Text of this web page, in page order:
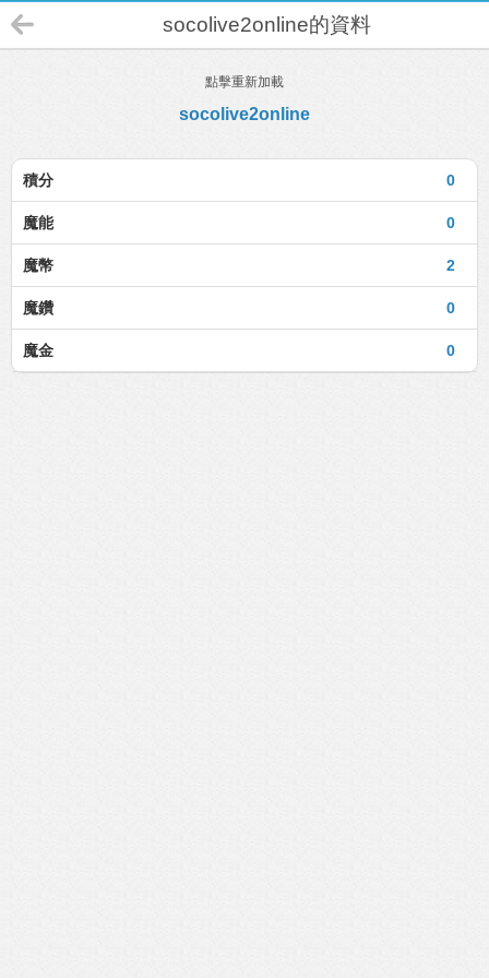
socolive2online的資料
點擊重新加載
socolive2online
0
積分
0
魔能
2
魔幣
0
魔鑽
0
魔金